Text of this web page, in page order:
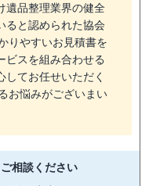
遺品整理業界の健全
ると認められた協会
りやすいお見積書を
ビスを組み合わせる
してお任せいただく
お悩みがございまい
相談ください